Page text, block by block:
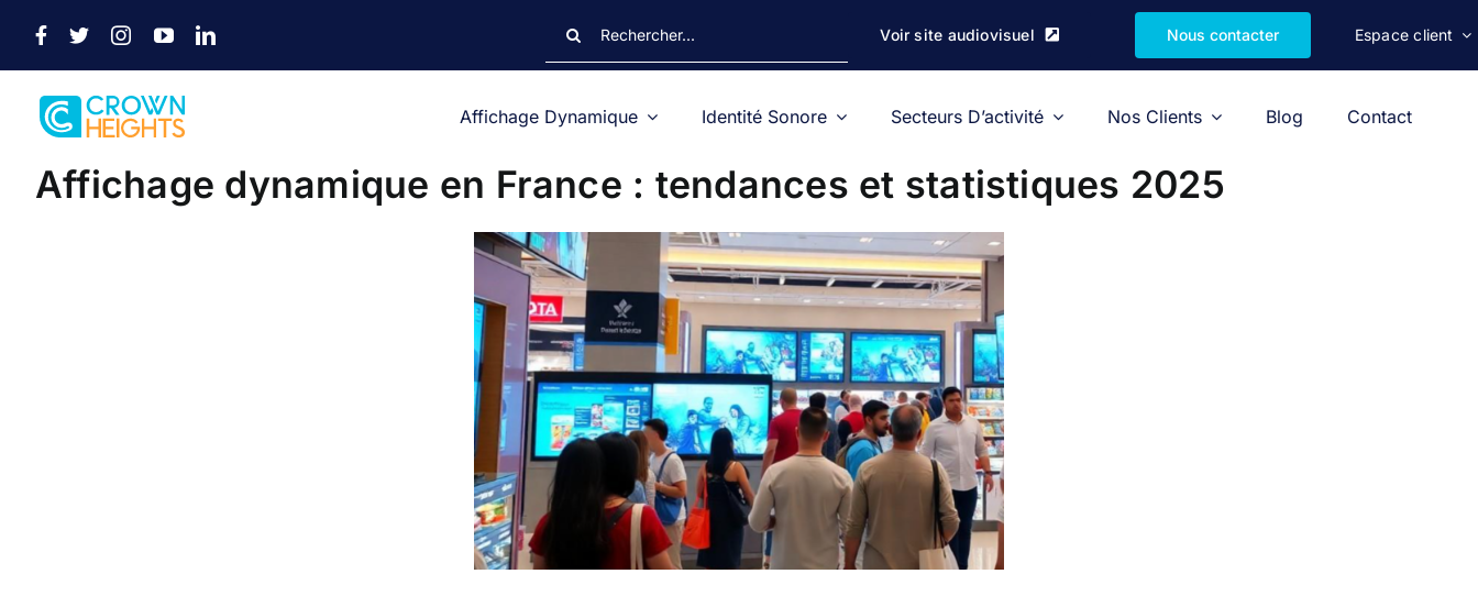
contenu
Voir site audiovisuel Nous contacter Espace client
Affichage Dynamique Identité Sonore Secteurs D’activité Nos Clients Blog Contact
Affichage dynamique en France : tendances et statistiques 2025